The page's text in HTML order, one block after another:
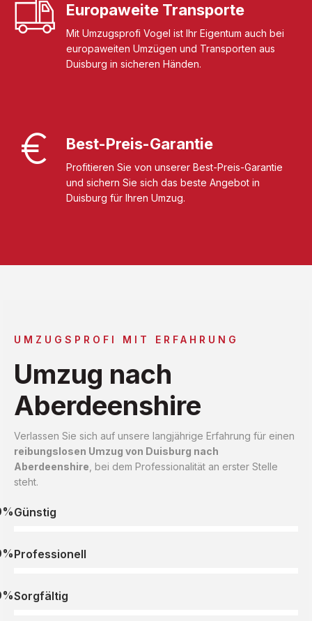
Europaweite Transporte
Mit Umzugsprofi Vogel ist Ihr Eigentum auch bei
europaweiten Umzügen und Transporten aus
Duisburg in sicheren Händen.
Best-Preis-Garantie
Profitieren Sie von unserer Best-Preis-Garantie
und sichern Sie sich das beste Angebot in
Duisburg für Ihren Umzug.
UMZUGSPROFI MIT ERFAHRUNG
Umzug nach
Aberdeenshire
Verlassen Sie sich auf unsere langjährige Erfahrung für einen
reibungslosen Umzug von Duisburg nach
Aberdeenshire , bei dem Professionalität an erster Stelle
steht.
Günstig
Professionell
Sorgfältig